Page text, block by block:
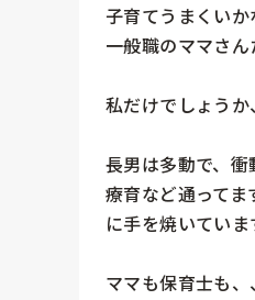
子育てうまくい
一般職のママさ
私だけでしょうか
長男は多動で、衝
療育など通って
に手を焼いていま
ママも保育士も